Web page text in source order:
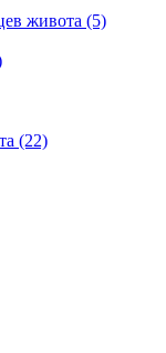
живота (5)
(22)